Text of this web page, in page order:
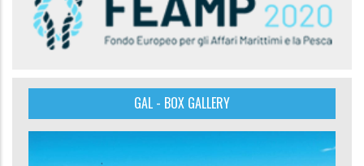
GAL - BOX GALLERY